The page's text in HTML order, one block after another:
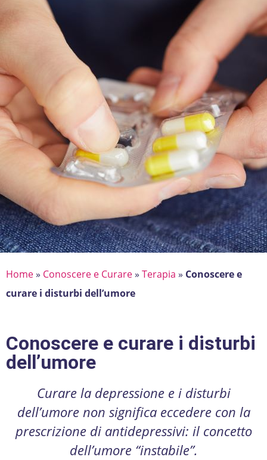
Home» Conoscere e Curare» Terapia » Conoscere e
curare i disturbi dell’umore
Conoscere e curare i disturbi
dell’umore
Curare la depressione e i disturbi
dell’umore non significa eccedere con la
prescrizione di antidepressivi: il concetto
dell’umore “instabile”.